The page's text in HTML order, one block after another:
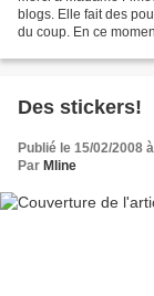
blogs. Elle fait des
du coup. En ce
Des stickers!
Publié le 15/02/2008
Par Mline